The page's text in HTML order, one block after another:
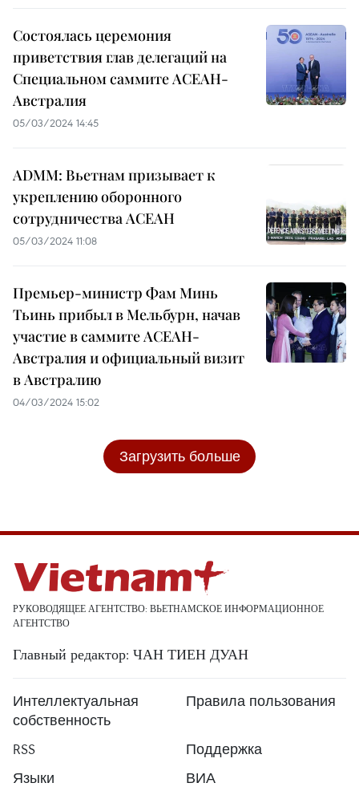
Состоялась церемония
приветствия глав делегаций на
Специальном саммите АСЕАН-
Австралия
05/03/2024 14:45
ADMM: Вьетнам призывает к
укреплению оборонного
сотрудничества АСЕАН
05/03/2024 11:08
Премьер-министр Фам Минь
Тьинь прибыл в Мельбурн, начав
участие в саммите АСЕАН-
Австралия и официальный визит
в Австралию
04/03/2024 15:02
Загрузить больше
РУКОВОДЯЩЕЕ АГЕНТСТВО: ВЬЕТНАМСКОЕ ИНФОРМАЦИОННОЕ
АГЕНТСТВО
Главный редактор: ЧАН ТИЕН ДУАН
Интеллектуальная
собственность
Правила пользования
RSS
Поддержка
Языки
ВИА